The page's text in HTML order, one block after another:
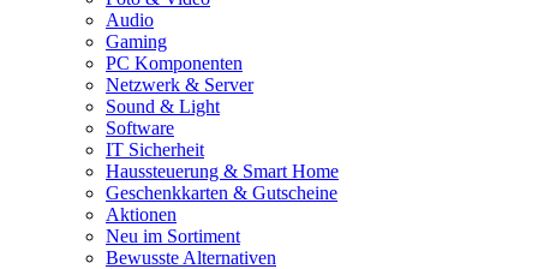
Audio
Gaming
PC Komponenten
Netzwerk & Server
Sound & Light
Software
IT Sicherheit
Haussteuerung & Smart Home
Geschenkkarten & Gutscheine
Aktionen
Neu im Sortiment
Bewusste Alternativen